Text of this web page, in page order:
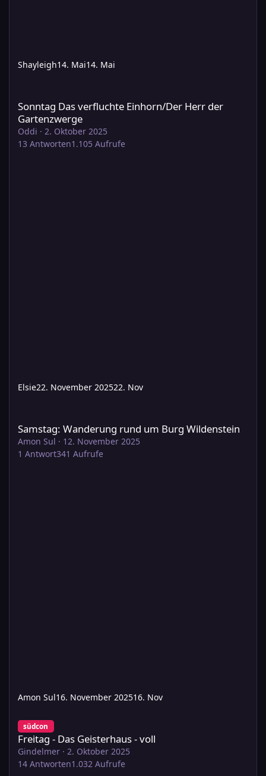
Shayleigh14. Mai14. Mai
Sonntag Das verfluchte Einhorn/Der Herr der
Gartenzwerge
Oddi · 2. Oktober 2025
13 Antworten1.105 Aufrufe
Elsie22. November 202522. Nov
Samstag: Wanderung rund um Burg Wildenstein
Amon Sul · 12. November 2025
1 Antwort341 Aufrufe
Amon Sul16. November 202516. Nov
südcon
Freitag - Das Geisterhaus - voll
Gindelmer · 2. Oktober 2025
14 Antworten1.032 Aufrufe